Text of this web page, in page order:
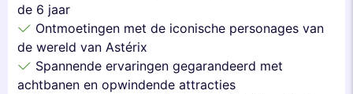
de 6 jaar
Ontmoetingen met de iconische personages van
de wereld van Astérix
Spannende ervaringen gegarandeerd met
achtbanen en opwindende attracties